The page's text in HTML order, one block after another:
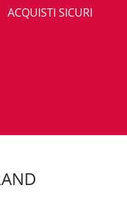
ACQUISTI SICURI